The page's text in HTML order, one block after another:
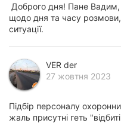
Доброго дня! Пане Вадим,
щодо дня та часу
ситуації.
VER der
27 жовтня 2023
Підбір персоналу
жаль присутні геть